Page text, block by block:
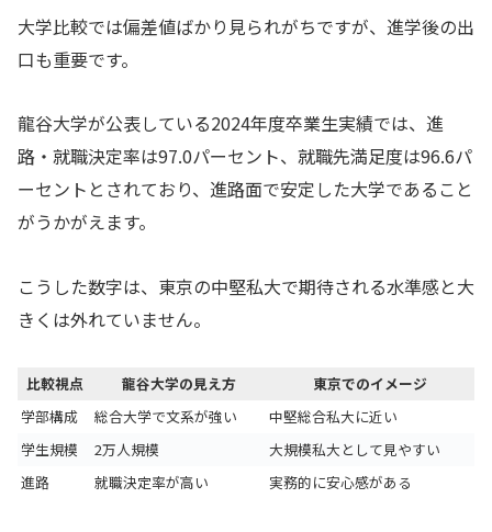
大学比較では偏差値ばかり見られがちですが、進学後の出
口も重要です。
龍谷大学が公表している2024年度卒業生実績では、進
路・就職決定率は97.0パーセント、就職先満足度は96.6パ
ーセントとされており、進路面で安定した大学であること
がうかがえます。
こうした数字は、東京の中堅私大で期待される水準感と大
きくは外れていません。
比較視点 龍谷大学の見え方
東京でのイメージ
学部構成
総合大学で文系が強い
中堅総合私大に近い
学生規模
2万人規模
大規模私大として見やすい
進路
就職決定率が高い 実務的に安心感がある